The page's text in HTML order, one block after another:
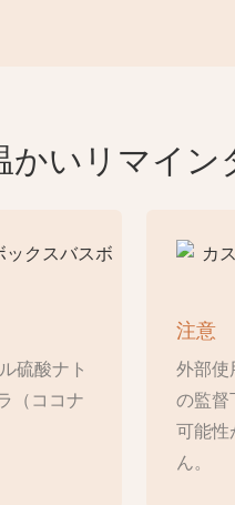
かいリマイン
硫酸ナト
（ココナ
注意
外部
の監
可能
ん。